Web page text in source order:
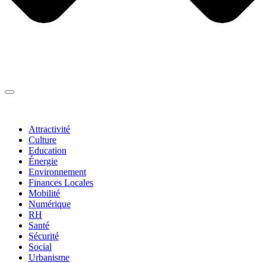
Attractivité
Culture
Education
Énergie
Environnement
Finances Locales
Mobilité
Numérique
RH
Santé
Sécurité
Social
Urbanisme